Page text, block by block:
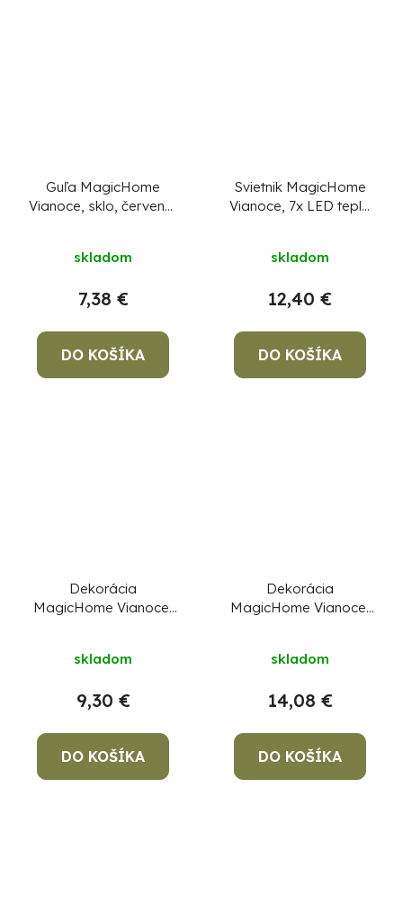
Guľa MagicHome
Vianoce, sklo, červená,
skladom
7,38 €
DO KOŠÍKA
Svietnik MagicHome
Vianoce, 7x LED teplá
skladom
12,40 €
DO KOŠÍKA
Dekorácia
MagicHome Vianoce,
cm, 3xAA
skladom
9,30 €
DO KOŠÍKA
Dekorácia
MagicHome Vianoce,
cm, 2x AAA
skladom
14,08 €
DO KOŠÍKA